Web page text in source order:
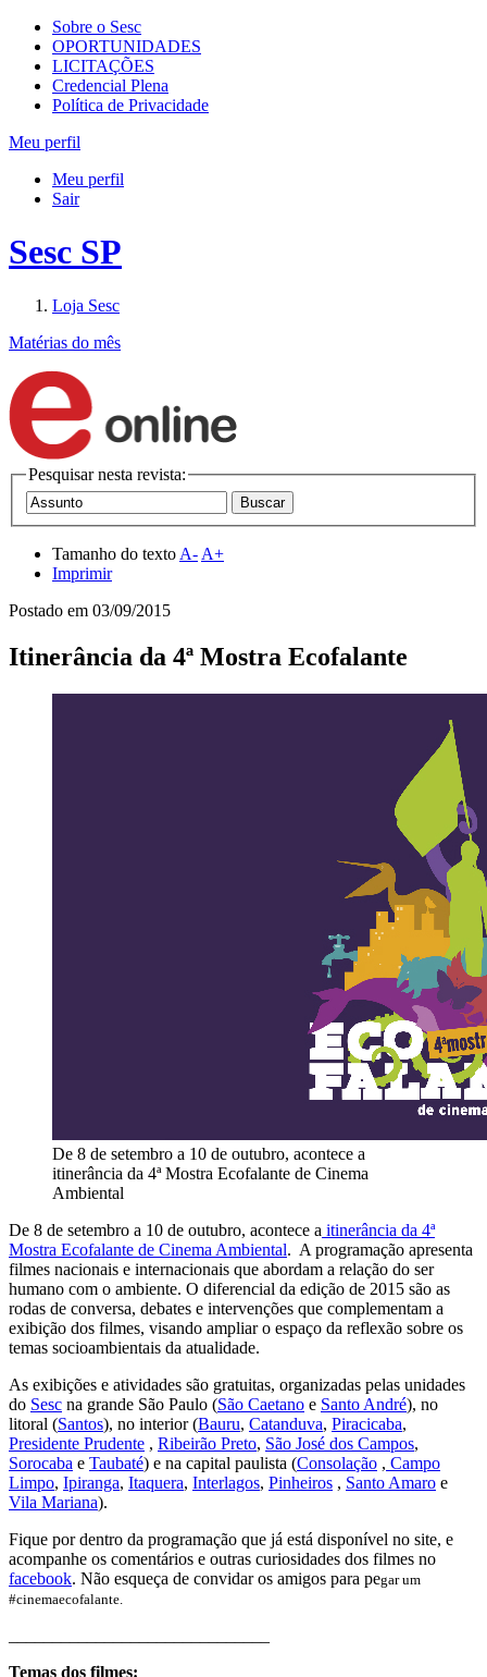
Sobre o Sesc
OPORTUNIDADES
LICITAÇÕES
Credencial Plena
Política de Privacidade
Meu perfil
Meu perfil
Sair
Sesc SP
Loja Sesc
Matérias do mês
Pesquisar nesta revista:
Tamanho do texto A- A+
Imprimir
Postado em 03/09/2015
Itinerância da 4ª Mostra Ecofalante
De 8 de setembro a 10 de outubro, acontece a
itinerância da 4ª Mostra Ecofalante de Cinema
Ambiental
De 8 de setembro a 10 de outubro, acontece a itinerância da 4ª
Mostra Ecofalante de Cinema Ambiental. A programação apresenta
filmes nacionais e internacionais que abordam a relação do ser
humano com o ambiente. O diferencial da edição de 2015 são as
rodas de conversa, debates e intervenções que complementam a
exibição dos filmes, visando ampliar o espaço da reflexão sobre os
temas socioambientais da atualidade.
As exibições e atividades são gratuitas, organizadas pelas unidades
do Sesc na grande São Paulo (São Caetano e Santo André), no
litoral (Santos), no interior (Bauru, Catanduva, Piracicaba,
Presidente Prudente , Ribeirão Preto, São José dos Campos,
Sorocaba e Taubaté) e na capital paulista (Consolação , Campo
Limpo, Ipiranga, Itaquera, Interlagos, Pinheiros , Santo Amaro e
Vila Mariana).
Fique por dentro da programação que já está disponível no site, e
acompanhe os comentários e outras curiosidades dos filmes no
facebook. Não esqueça de convidar os amigos para pegar um
#cinemaecofalante.
Temas dos filmes: